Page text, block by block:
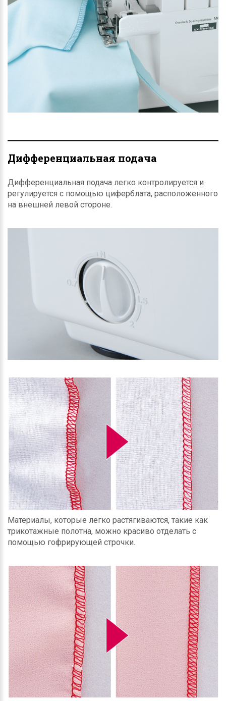
Дифференциальная подача
Дифференциальная подача легко контролируется и
регулируется с помощью циферблата, расположенного
на внешней левой стороне.
Материалы, которые легко растягиваются, такие как
трикотажные полотна, можно красиво отделать с
помощью гофрирующей строчки.